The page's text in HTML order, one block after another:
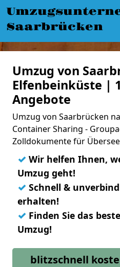
Saarbrücken
Umzug von
Elfenbeinküste |
Angebote
Umzug von Saarbrücken
Container Sharing -
Zolldokumente für
✓ Wir helfen Ihnen,
Umzug geht!
✓ Schnell &
erhalten!
✓ Finden Sie das
Umzug!
blitzschnell